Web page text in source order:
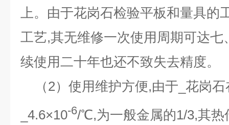
上。由于花岗石检验平板和量具的
工艺,其无维修一次使用周期可达七
续使用二十年也还不致失去精度。
（2）使用维护方便,由于_花岗
4.6×10-6/℃,为一般金属的1/3,其热